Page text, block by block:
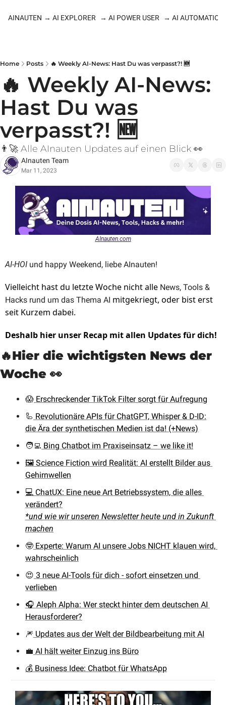
AINAUTEN → AI EXPLORER → AI POWER USER → AI AUTOMATION
Home Posts 🔥 Weekly AI-News: Hast Du was verpasst?! 🆕
🔥 Weekly AI-News:
Hast Du was
verpasst?! 🆕
👨‍🚀 Alle AInauten Updates auf einen Blick 👀
AInauten Team
Mar 11, 2023
AInauten.com
AI-HOI und happy Weekend, liebe AInauten!
Vielleicht hast du letzte Woche nicht alle News, Tools &
Hacks rund um das Thema AI mitgekriegt, oder bist erst
seit Kurzem dabei.
Deshalb hier unser Recap mit allen Updates für dich!
🔥Hier die wichtigsten News der
Woche 👀
😱 Erschreckender TikTok Filter sorgt für Aufregung
🦾 Revolutionäre APIs für ChatGPT, Whisper & D-ID:
die Ära der synthetischen Medien ist da! (+News)
🧑‍💻 Bing Chatbot im Praxiseinsatz – we like it!
🖼️ Science Fiction wird Realität: AI erstellt Bilder aus
Gehirnwellen
💻 ChatUX: Eine neue Art Betriebssystem, die alles
verändert?
*und wie wir unseren Newsletter heute und in Zukunft
machen
🤓 Experte: Warum AI unsere Jobs NICHT klauen wird,
wahrscheinlich
😍 3 neue AI-Tools für dich - sofort einsetzen und
verlieben
🎧 Aleph Alpha: Wer steckt hinter dem deutschen AI
Herausforderer?
🎆 Updates aus der Welt der Bildbearbeitung mit AI
💼 AI hält weiter Einzug ins Büro
💰 Business Idee: Chatbot für WhatsApp